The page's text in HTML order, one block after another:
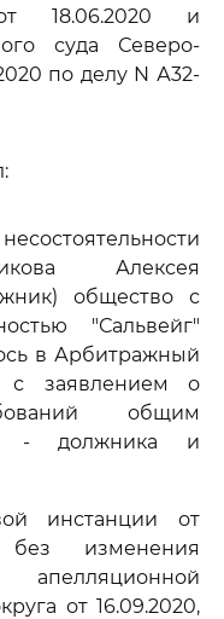
18.06.2020 и
суда Северо-
по делу N А32-
Алексея
общество с
"Сальвейг"
в Арбитражный
с заявлением о
общим
- должника и
инстанции от
без изменения
апелляционной
от 16.09.2020,